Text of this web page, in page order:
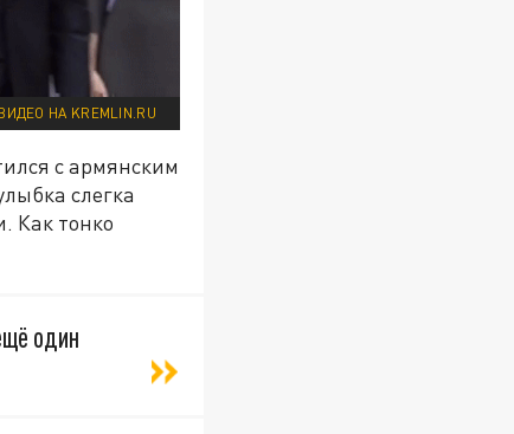
НА KREMLIN.RU
с армянским
слегка
Как тонко
один